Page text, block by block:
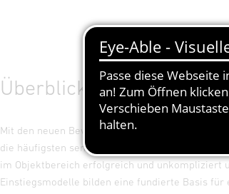
Überblick.
Mit den neuen Bewegungs- und
die häufigsten sensorbasierten
im Objektbereich erfolgreich und unkompliziert
Einstiegsmodelle bilden eine fundierte Basis für